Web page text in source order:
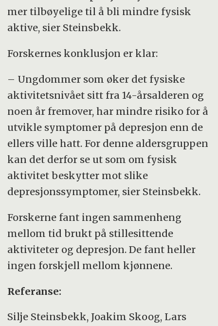
mer tilbøyelige til å bli mindre fysisk
aktive, sier Steinsbekk.
Forskernes konklusjon er klar:
– Ungdommer som øker det fysiske
aktivitetsnivået sitt fra 14-årsalderen og
noen år fremover, har mindre risiko for å
utvikle symptomer på depresjon enn de
ellers ville hatt. For denne aldersgruppen
kan det derfor se ut som om fysisk
aktivitet beskytter mot slike
depresjonssymptomer, sier Steinsbekk.
Forskerne fant ingen sammenheng
mellom tid brukt på stillesittende
aktiviteter og depresjon. De fant heller
ingen forskjell mellom kjønnene.
Referanse:
Silje Steinsbekk, Joakim Skoog, Lars